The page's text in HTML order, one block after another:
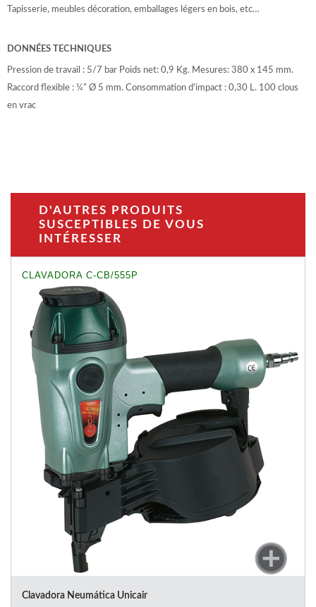
Tapisserie, meubles décoration, emballages légers en bois, etc…
DONNÉES TECHNIQUES
Pression de travail : 5/7 bar Poids net: 0,9 Kg. Mesures: 380 x 145 mm.
Raccord flexible : ¼” Ø 5 mm. Consommation d'impact : 0,30 L. 100 clous
en vrac
D'AUTRES PRODUITS
SUSCEPTIBLES DE VOUS
INTÉRESSER
CLAVADORA C-CB/555P
Clavadora Neumática Unicair